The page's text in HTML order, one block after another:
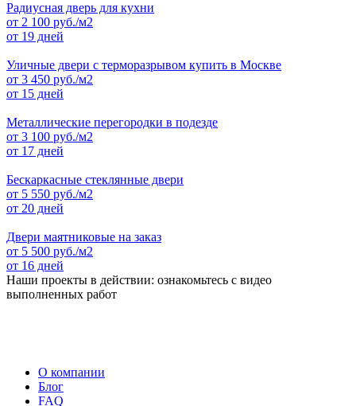
Радиусная дверь для кухни
от 2 100 руб./м2
от 19 дней
Уличные двери с терморазрывом купить в Москве
от 3 450 руб./м2
от 15 дней
Металлические перегородки в подезде
от 3 100 руб./м2
от 17 дней
Бескаркасные стеклянные двери
от 5 550 руб./м2
от 20 дней
Двери маятниковые на заказ
от 5 500 руб./м2
от 16 дней
Наши проекты в действии: ознакомьтесь с видео
выполненных работ
О компании
Блог
FAQ